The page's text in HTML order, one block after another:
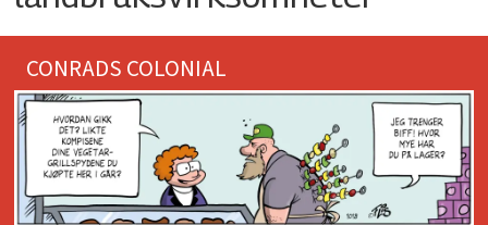
CONRADS COLONIAL